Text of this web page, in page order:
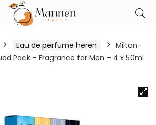
Eau de perfume heren
Milton-
Pack – Fragrance for Men – 4 x 50ml